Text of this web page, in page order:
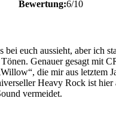
Bewertung:6/10
euch aussieht, aber ich
Genauer gesagt mit
die mir aus letztem
Heavy Rock ist hier
vermeidet.